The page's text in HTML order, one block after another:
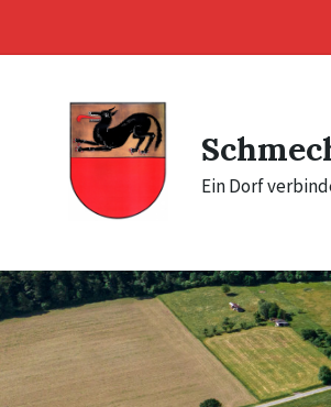
content
main
footer
Ein Dorf